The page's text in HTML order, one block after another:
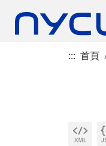
::: 首頁